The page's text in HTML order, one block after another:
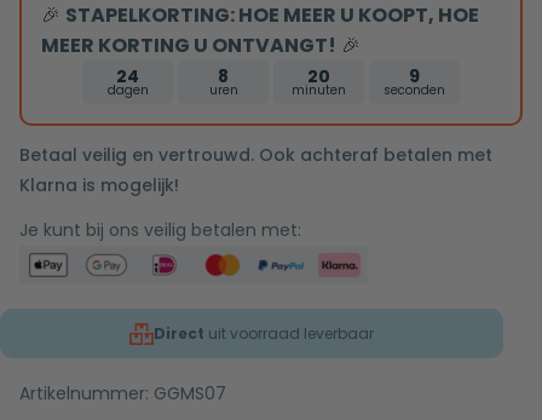
🎉 STAPELKORTING: HOE MEER U KOOPT, HOE
MEER KORTING U ONTVANGT! 🎉
24
dagen
8
uren
20
minuten
8
seconden
Betaal veilig en vertrouwd. Ook achteraf betalen met
Klarna is mogelijk!
Je kunt bij ons veilig betalen met:
Direct uit voorraad leverbaar
Artikelnummer: GGMS07